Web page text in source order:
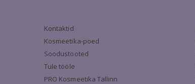
Kontaktid
Kosmeetika-poed
Soodustooted
Tule tööle
PRO Kosmeetika Tallinn